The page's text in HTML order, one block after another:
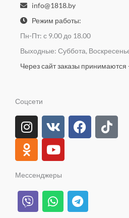
info@1818.by
Режим работы:
Пн-Пт: с 9.00 до 18.00
Выходные: Суббота,
Через сайт заказы принимаются
Соцсети
I
n
s
t
a
r
a
V
k
F
a
o
k
T
i
O
d
n
o
k
a
s
Y
o
u
t
u
b
e
Мессенджеры
V
i
W
h
T
e